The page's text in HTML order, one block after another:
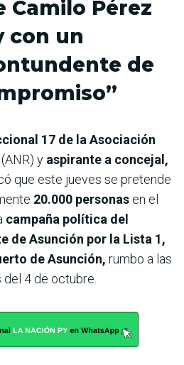
Camilo Pérez
con un
de
17 de la Asociación
(ANR) y aspirante a concejal,
que este jueves se pretende
20.000 personas en el
campaña política del
de Asunción por la Lista 1,
de Asunción, rumbo a las
4 de octubre.